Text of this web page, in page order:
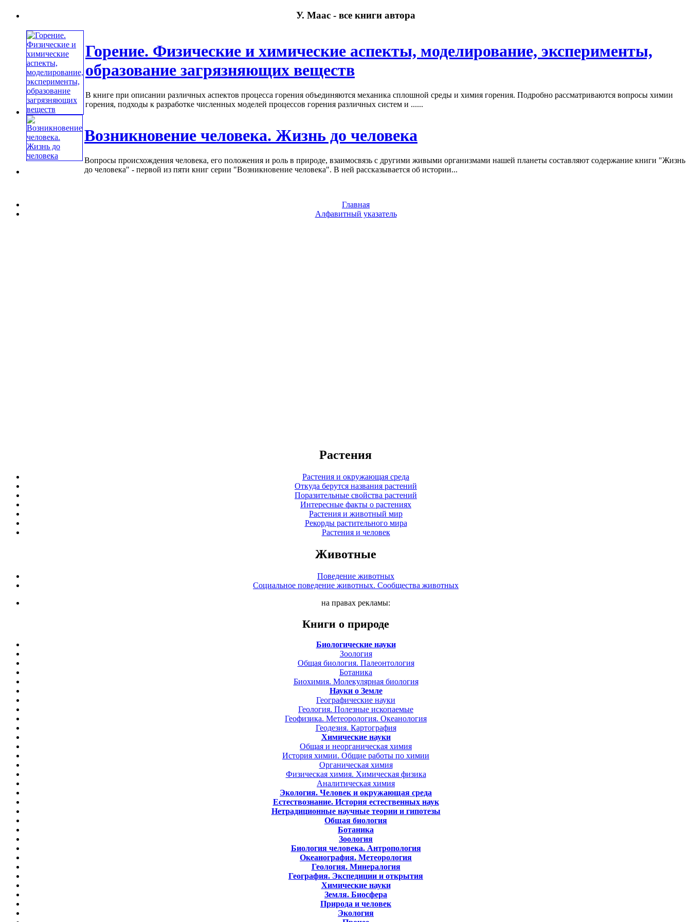
У. Маас - все книги автора
Горение. Физические и химические аспекты, моделирование, эксперименты,
образование загрязняющих веществ
В книге при описании различных аспектов процесса горения объединяются механика сплошной среды и химия горения. Подробно рассматриваются вопросы химии
горения, подходы к разработке численных моделей процессов горения различных систем и ......
Возникновение человека. Жизнь до человека
Вопросы происхождения человека, его положения и роль в природе, взаимосвязь с другими живыми организмами нашей планеты составляют содержание книги "Жизнь
до человека" - первой из пяти книг серии "Возникновение человека". В ней рассказывается об истории...
Главная
Алфавитный указатель
Растения
Растения и окружающая среда
Откуда берутся названия растений
Поразительные свойства растений
Интересные факты о растениях
Растения и животный мир
Рекорды растительного мира
Растения и человек
Животные
Поведение животных
Социальное поведение животных. Сообщества животных
на правах рекламы:
Книги о природе
Биологические науки
Зоология
Общая биология. Палеонтология
Ботаника
Биохимия. Молекулярная биология
Науки о Земле
Географические науки
Геология. Полезные ископаемые
Геофизика. Метеорология. Океанология
Геодезия. Картография
Химические науки
Общая и неорганическая химия
История химии. Общие работы по химии
Органическая химия
Физическая химия. Химическая физика
Аналитическая химия
Экология. Человек и окружающая среда
Естествознание. История естественных наук
Нетрадиционные научные теории и гипотезы
Общая биология
Ботаника
Зоология
Биология человека. Антропология
Океанография. Метеорология
Геология. Минералогия
География. Экспедиции и открытия
Химические науки
Земля. Биосфера
Природа и человек
Экология